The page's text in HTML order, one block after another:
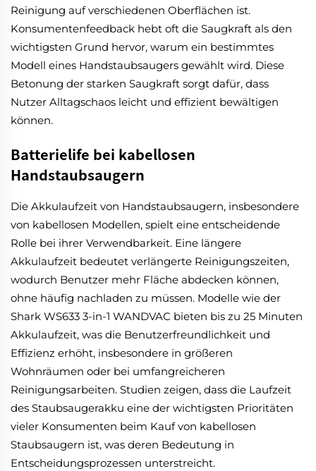
Reinigung auf verschiedenen Oberflächen ist.
Konsumentenfeedback hebt oft die Saugkraft als den
wichtigsten Grund hervor, warum ein bestimmtes
Modell eines Handstaubsaugers gewählt wird. Diese
Betonung der starken Saugkraft sorgt dafür, dass
Nutzer Alltagschaos leicht und effizient bewältigen
können.
Batterielife bei kabellosen
Handstaubsaugern
Die Akkulaufzeit von Handstaubsaugern, insbesondere
von kabellosen Modellen, spielt eine entscheidende
Rolle bei ihrer Verwendbarkeit. Eine längere
Akkulaufzeit bedeutet verlängerte Reinigungszeiten,
wodurch Benutzer mehr Fläche abdecken können,
ohne häufig nachladen zu müssen. Modelle wie der
Shark WS633 3-in-1 WANDVAC bieten bis zu 25 Minuten
Akkulaufzeit, was die Benutzerfreundlichkeit und
Effizienz erhöht, insbesondere in größeren
Wohnräumen oder bei umfangreicheren
Reinigungsarbeiten. Studien zeigen, dass die Laufzeit
des Staubsaugerakku eine der wichtigsten Prioritäten
vieler Konsumenten beim Kauf von kabellosen
Staubsaugern ist, was deren Bedeutung in
Entscheidungsprozessen unterstreicht.